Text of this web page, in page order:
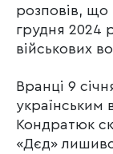
розповів, що
грудня 2024
військових
Вранці 9
українським
Кондратюк
«Дєд»